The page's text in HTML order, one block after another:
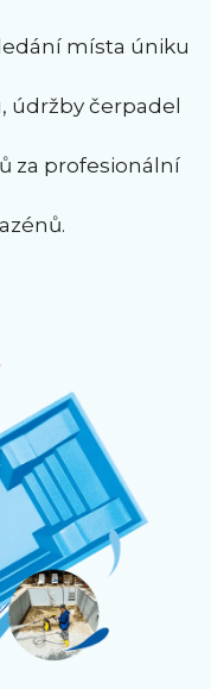
místa úniku
údržby čerpadel
za profesionální